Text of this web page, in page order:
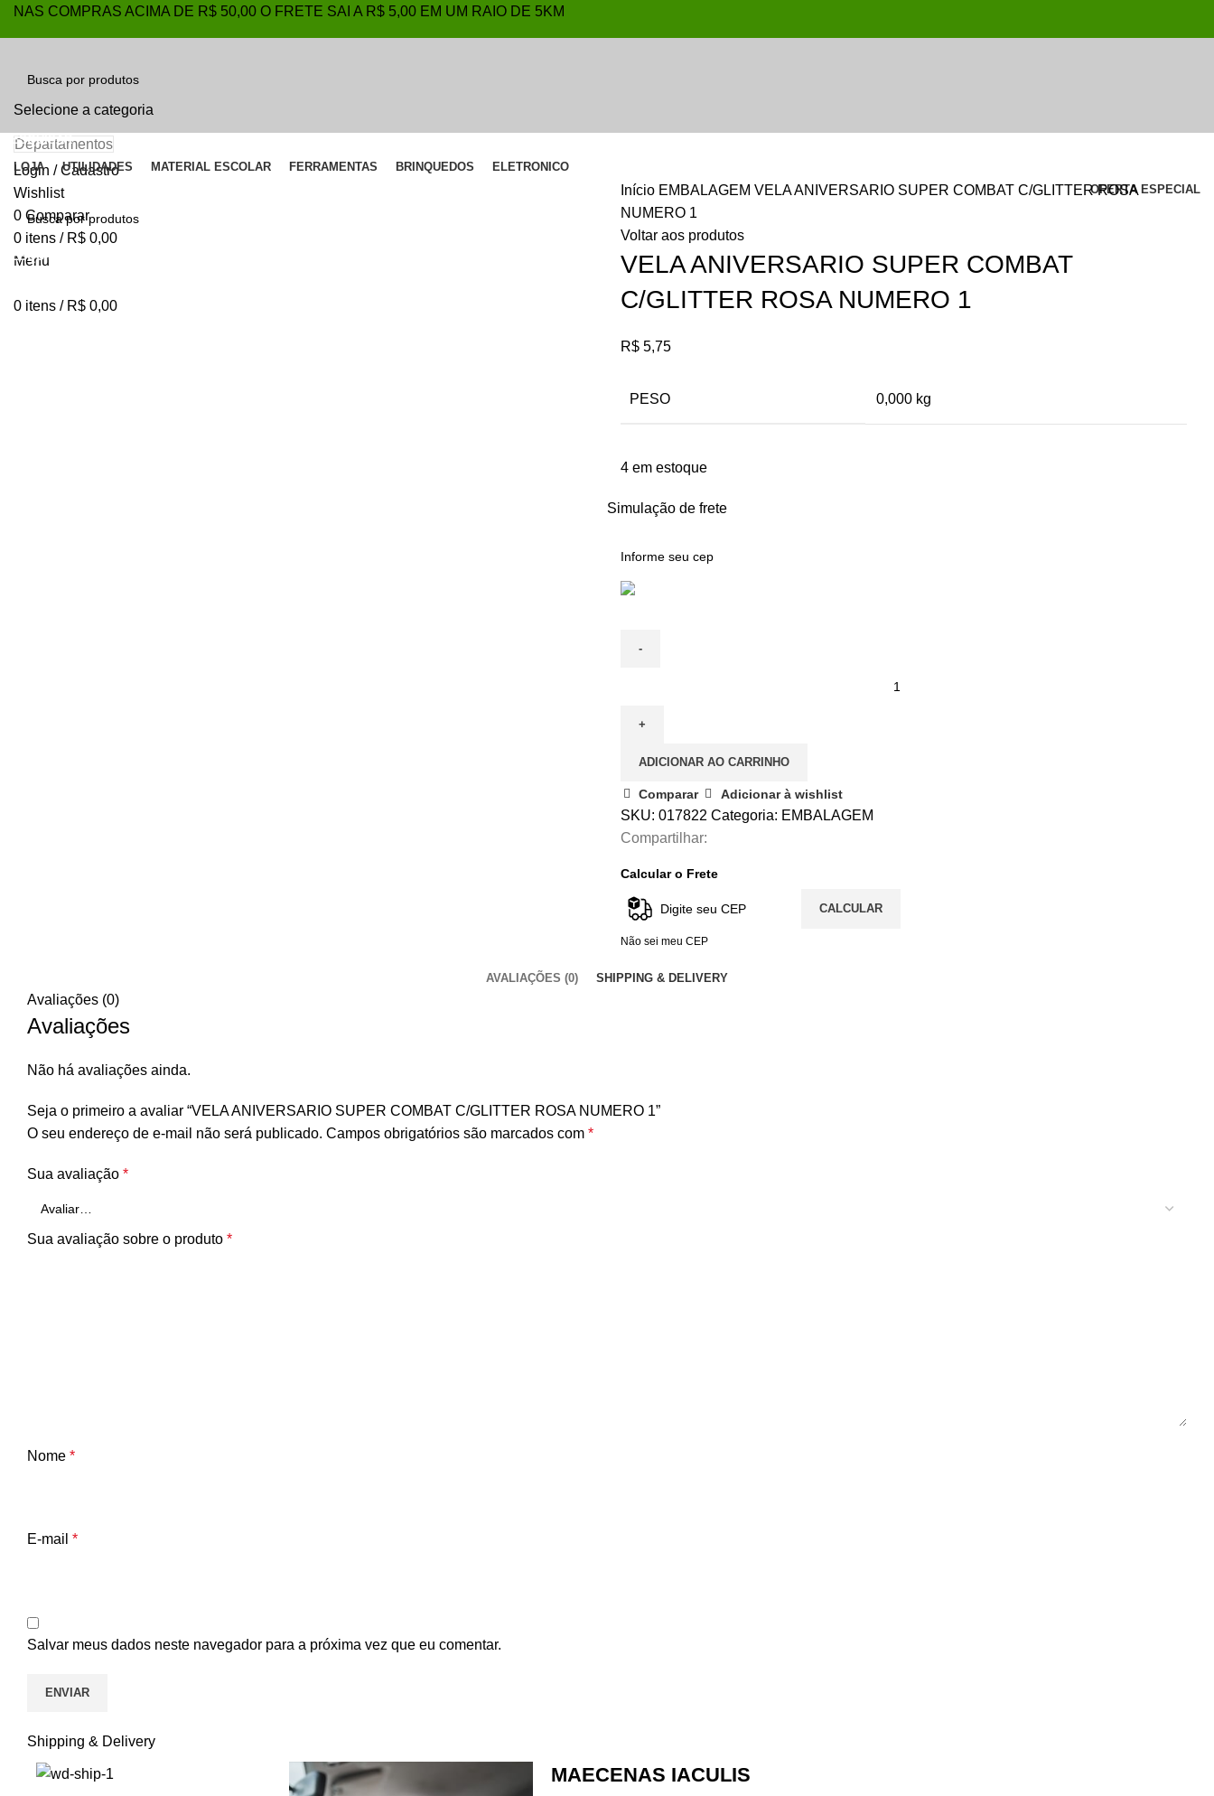
NAS COMPRAS ACIMA DE R$ 50,00 O FRETE SAI A R$ 5,00 EM UM RAIO DE 5KM
Selecione a categoria
PESQUISAR
Login / Cadastro
Wishlist
0 Comparar
0 itens / R$ 0,00
Menu
0 itens / R$ 0,00
Departamentos
LOJA UTILIDADES MATERIAL ESCOLAR FERRAMENTAS BRINQUEDOS
ELETRONICO
OFERTA ESPECIAL
PESQUISAR
Início EMBALAGEM VELA ANIVERSARIO SUPER COMBAT C/GLITTER ROSA
NUMERO 1
Voltar aos produtos
VELA ANIVERSARIO SUPER COMBAT
C/GLITTER ROSA NUMERO 1
R$ 5,75
PESO 0,000 kg
4 em estoque
Simulação de frete
ADICIONAR AO CARRINHO
Comparar Adicionar à wishlist
SKU: 017822 Categoria: EMBALAGEM
Compartilhar:
Calcular o Frete
CALCULAR
Não sei meu CEP
AVALIAÇÕES (0) SHIPPING & DELIVERY
Avaliações (0)
Avaliações
Não há avaliações ainda.
Seja o primeiro a avaliar “VELA ANIVERSARIO SUPER COMBAT C/GLITTER ROSA NUMERO 1”
O seu endereço de e-mail não será publicado. Campos obrigatórios são marcados com *
Sua avaliação *
Sua avaliação sobre o produto *
Nome *
E-mail *
Salvar meus dados neste navegador para a próxima vez que eu comentar.
Shipping & Delivery
MAECENAS IACULIS